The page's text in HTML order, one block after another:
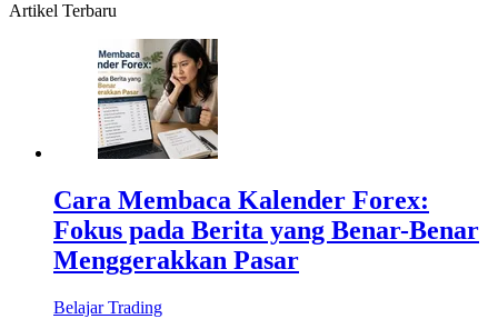
Artikel Terbaru
Cara Membaca Kalender Forex:
Fokus pada Berita yang Benar-Benar
Menggerakkan Pasar
Belajar Trading